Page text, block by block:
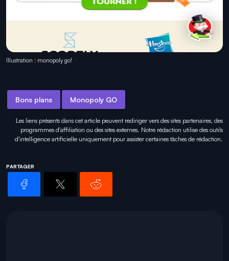
Illustration : monopoly go!
Bons plans Monopoly GO
Les liens présents dans cet article peuvent rediriger vers des sites partenaires, des
programmes d'affiliation ou des sites externes. Notre rédaction utilise des outils
d'intelligence artificielle uniquement pourassister certaines tâches de rédaction.
PARTAGER